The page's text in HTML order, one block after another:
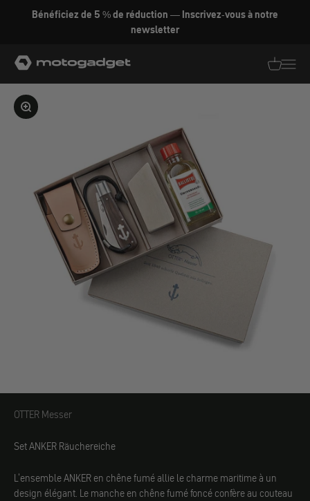
Aller au contenu
Bénéficiez de 5 % de réduction — Inscrivez-vous à notre
newsletter
motogadget GmbH
Agrandir l'image
OTTER Messer
OTTER Messer
Set ANKER Räuchereiche
L'ensemble ANKER en chêne fumé allie le charme maritime à un
design élégant. Le manche en chêne fumé foncé confère au couteau